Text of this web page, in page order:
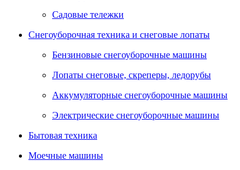
Садовые тележки
Снегоуборочная техника и снеговые лопаты
Бензиновые снегоуборочные машины
Лопаты снеговые, скреперы, ледорубы
Аккумуляторные снегоуборочные машины
Электрические снегоуборочные машины
Бытовая техника
Моечные машины